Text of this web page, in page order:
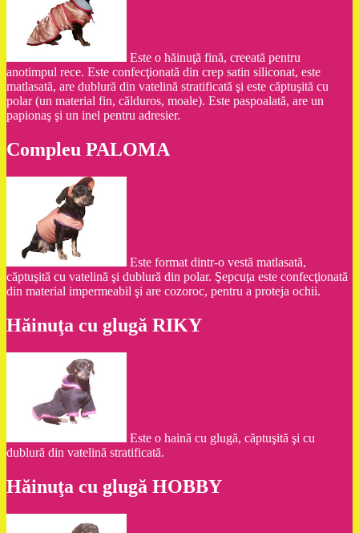
Este o hăinuţă fină, creeată pentru
anotimpul rece. Este confecţionată din crep satin siliconat, este
matlasată, are dublură din vatelină stratificată şi este căptuşită cu
polar (un material fin, călduros, moale). Este paspoalată, are un
papionaş şi un inel pentru adresier.
Compleu PALOMA
Este format dintr-o vestă matlasată,
căptuşită cu vatelină şi dublură din polar. Şepcuţa este confecţionată
din material impermeabil şi are cozoroc, pentru a proteja ochii.
Hăinuţa cu glugă RIKY
Este o haină cu glugă, căptuşită şi cu
dublură din vatelină stratificată.
Hăinuţa cu glugă HOBBY